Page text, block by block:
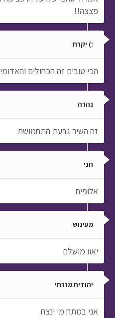
פצצה!!
:) יקרת
הכי טובים זה הכחולים
נהרה
זה השיר גבעת התחמושת
חני
אלופים
מעינוש
יאוו מושלם
יהודית מזרחי
אני במתח מי ינצח